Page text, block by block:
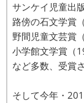
サンケイ児童出
路傍の石文学賞
野間児童文芸賞
小学館文学賞（
など多数、受賞
そして今年・